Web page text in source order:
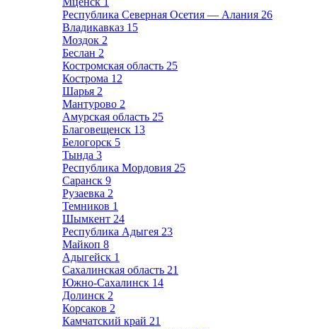
Республика Северная Осетия — Алания 26
Владикавказ 15
Моздок 2
Беслан 2
Костромская область 25
Кострома 12
Шарья 2
Мантурово 2
Амурская область 25
Благовещенск 13
Белогорск 5
Тында 3
Республика Мордовия 25
Саранск 9
Рузаевка 2
Темников 1
Шымкент 24
Республика Адыгея 23
Майкоп 8
Адыгейск 1
Сахалинская область 21
Южно-Сахалинск 14
Долинск 2
Корсаков 2
Камчатский край 21